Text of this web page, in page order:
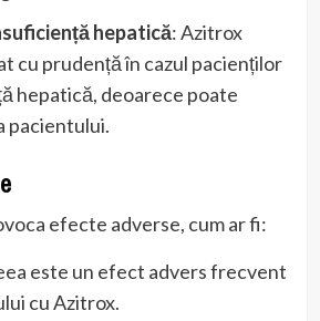
hepatică: Azitrox
cu prudență în cazul pacienților
hepatică, deoarece poate
pacientului.
efecte adverse, cum ar fi:
este un efect advers frecvent
cu Azitrox.